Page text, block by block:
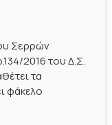
Σερρών
2016 του Δ.Σ.
τα
φάκελο